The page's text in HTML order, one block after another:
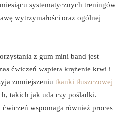
systematycznych treningów
wytrzymałości oraz ogólnej
z gum mini band jest
ćwiczeń wspiera krążenie krwi i
zmniejszeniu tkanki tłuszczowej
takich jak uda czy pośladki.
wspomaga również proces